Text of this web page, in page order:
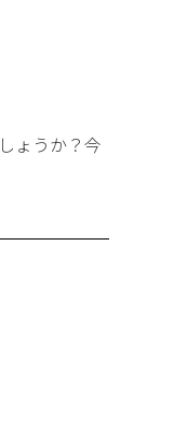
ょうか？今